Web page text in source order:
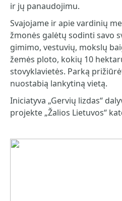
ir jų panaudojimu.
Svajojame ir apie vardinių
žmonės galėtų sodinti savo
gimimo, vestuvių, mokslų
žemės ploto, kokių 10
stovyklavietės. Parką
nuostabią lankytiną vietą.
Iniciatyva „Gervių lizdas“
projekte „Žalios Lietuvos“